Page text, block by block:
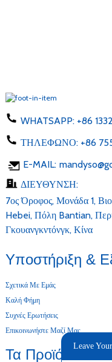
WHATSAPP: +86
ΤΗΛΕΦΩΝΟ: +86
E-MAIL:
ΔΙΕΥΘΥΝΣΗ:
7ος Όροφος, Μονάδα 1,
Hebei, Πόλη Bantian,
Γκουανγκντόνγκ, Κίνα
Υποστήριξη &
Σχετικά Με Εμάς
Καλή Φήμη
Συχνές Ερωτήσεις
Επικοινωνήστε Μαζί Μας
Τα Προϊόντα Μας
Leave